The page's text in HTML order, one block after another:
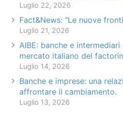
Luglio 22, 2026
Fact&News: “Le nuove
Luglio 21, 2026
AIBE: banche e intermediari
mercato italiano del
Luglio 14, 2026
Banche e imprese: una
affrontare il cambiamento.
Luglio 13, 2026